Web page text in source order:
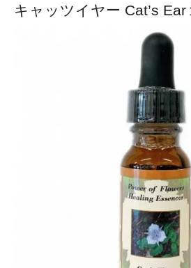
キャッツイヤー Cat’s Ear